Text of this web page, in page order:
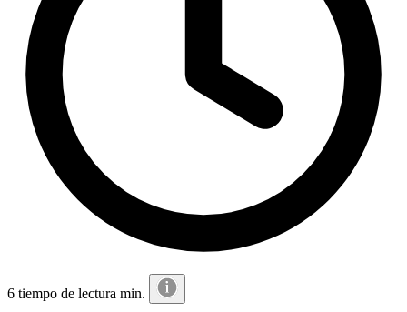
6 tiempo de lectura min.